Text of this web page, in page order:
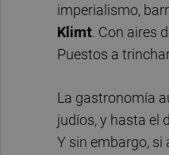
imperialismo,
Klimt. Con aires
Puestos a
La gastronomía
judíos, y hasta el
Y sin embargo, si